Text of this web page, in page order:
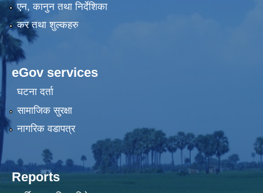
एन, कानुन तथा निर्देशिका
कर तथा शुल्कहरु
eGov services
घटना दर्ता
सामाजिक सुरक्षा
नागरिक वडापत्र
Reports